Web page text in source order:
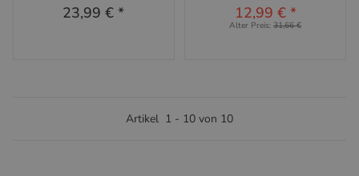
23,99 €* 12,99 € *
Alter Preis:31,66 €
Artikel 1 - 10 von 10